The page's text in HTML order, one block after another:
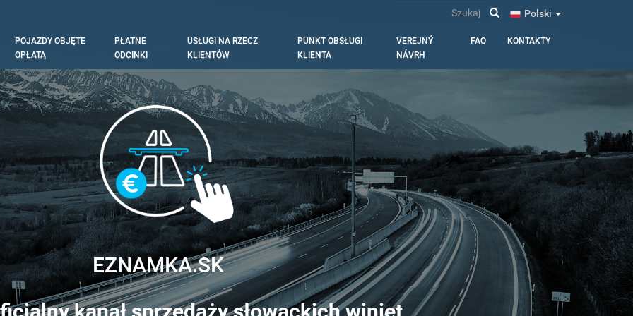
Polski
Szukaj
POJAZDY OBJĘTE
OPŁATĄ
PŁATNE
ODCINKI
USŁUGI NA RZECZ
KLIENTÓW
PUNKT OBSŁUGI
KLIENTA
VEREJNÝ
NÁVRH
FAQ KONTAKTY
EZNAMKA.SK